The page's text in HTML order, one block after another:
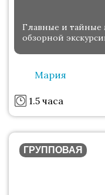
Главные и тайные
обзорной
Мария
1.5 часа
ГРУППОВАЯ